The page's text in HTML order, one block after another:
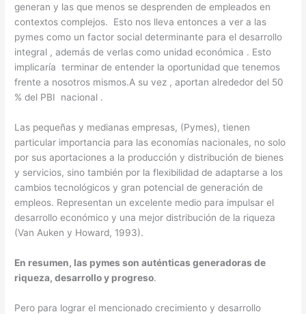
generan y las que menos se desprenden de empleados en
contextos complejos. Esto nos lleva entonces a ver a las
pymes como un factor social determinante para el desarrollo
integral , además de verlas como unidad económica . Esto
implicaría terminar de entender la oportunidad que tenemos
frente a nosotros mismos.A su vez , aportan alrededor del 50
% del PBI nacional .
Las pequeñas y medianas empresas, (Pymes), tienen
particular importancia para las economías nacionales, no solo
por sus aportaciones a la producción y distribución de bienes
y servicios, sino también por la flexibilidad de adaptarse a los
cambios tecnológicos y gran potencial de generación de
empleos. Representan un excelente medio para impulsar el
desarrollo económico y una mejor distribución de la riqueza
(Van Auken y Howard, 1993).
En resumen, las pymes son auténticas generadoras de
riqueza, desarrollo y progreso.
Pero para lograr el mencionado crecimiento y desarrollo